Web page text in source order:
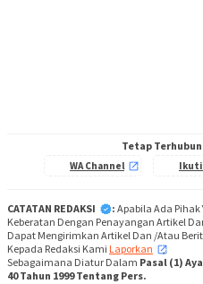
Tetap
WA Channel Ikuti
CATATAN REDAKSI : Apabila Ada
Keberatan Dengan Penayangan Artikel
Dapat Mengirimkan Artikel Dan /Atau
Kepada Redaksi Kami Laporkan
,
Sebagaimana Diatur Dalam Pasal (1)
40 Tahun 1999 Tentang Pers.